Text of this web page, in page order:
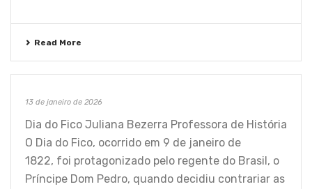
Read More
13 de janeiro de 2026
Dia do Fico Juliana Bezerra Professora de História
O Dia do Fico, ocorrido em 9 de janeiro de
1822, foi protagonizado pelo regente do Brasil, o
Príncipe Dom Pedro, quando decidiu contrariar as